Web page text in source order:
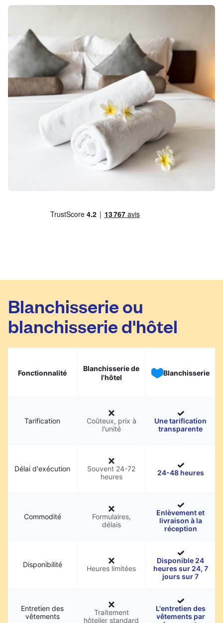
Blanchisserie ou
blanchisserie d'hôtel
Fonctionnalité
Blanchisserie de
l'hôtel
Blanchisserie
Tarification
Coûteux, prix à
l'unité
Une tarification
transparente
Délai d'exécution
Souvent 24-72
heures
24-48 heures
Commodité
Formulaires,
délais
Enlèvement et
livraison à la
réception
Disponibilité Heures limitées
Disponible 24
heures sur 24, 7
jours sur 7
Entretien des
vêtements
Traitement
hôtelier standard
L'entretien des
vêtements par